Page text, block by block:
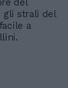
gli strali del
a